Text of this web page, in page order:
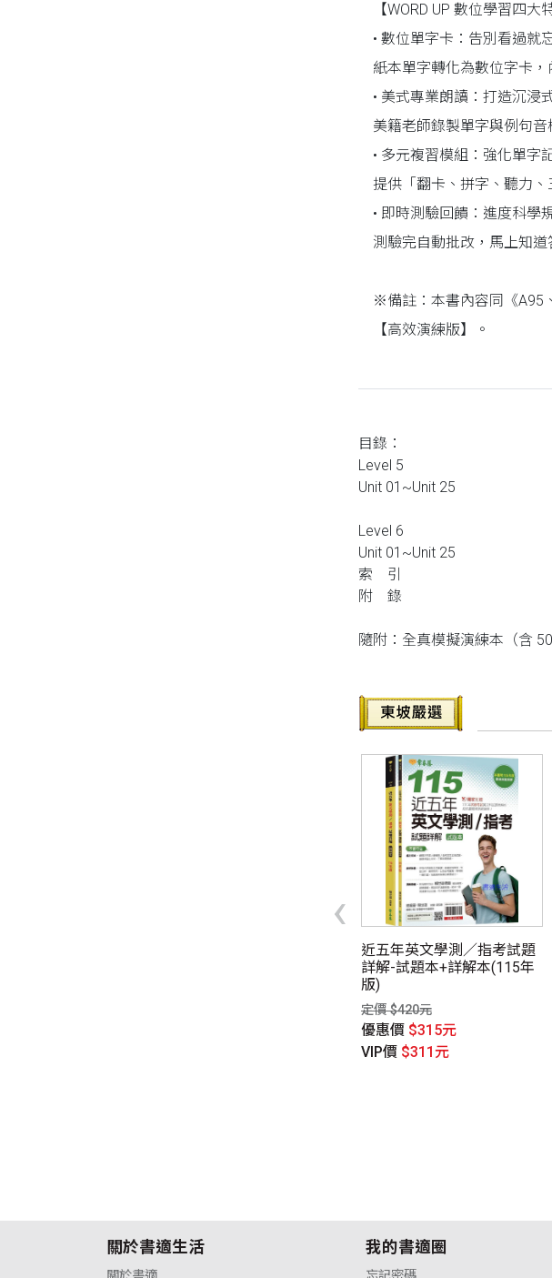
【WORD UP 數位學習四大
• 數位單字卡：告別看過就
紙本單字轉化為數位字卡
• 美式專業朗讀：打造沉浸
美籍老師錄製單字與例句
• 多元複習模組：強化單字
提供「翻卡、拼字、聽力
• 即時測驗回饋：進度科學
測驗完自動批改，馬上知
※備註：本書內容同《A95
【高效演練版】。
目錄：
Level 5
Unit 01~Unit 25
Level 6
Unit 01~Unit 25
索 引
附 錄
隨附：全真模擬演練本（含
近五年英文學測／指考試題
詳解-試題本+詳解本(115年
版)
定價 $420元
優惠價 $315元
VIP價 $311元
‹
關於書適生活 我的書適圈